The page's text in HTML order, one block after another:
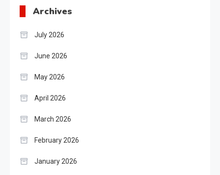
Archives
July 2026
June 2026
May 2026
April 2026
March 2026
February 2026
January 2026